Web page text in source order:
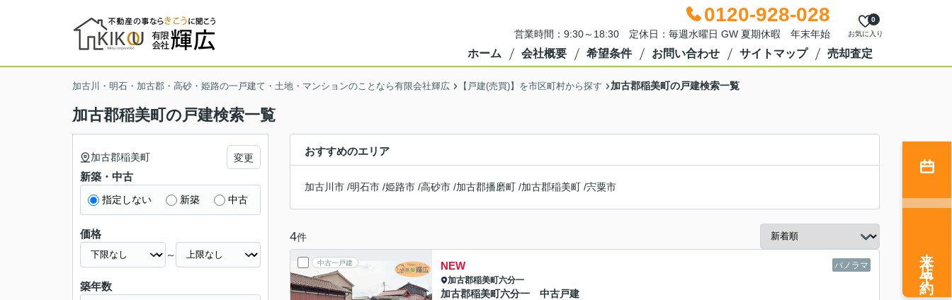
0120-928-028
営業時間：9:30～18:30 定休日：毎週水曜日 GW 夏期休暇 年末年始 お気に入り
0
ホーム 会社概要 希望条件 お問い合わせ サイトマップ 売却査定
加古川・明石・加古郡・高砂・姫路の一戸建て・土地・マンションのことなら有限会社輝広 【戸建(売買)】を市区町村から探す 加古郡稲美町の戸建検索一覧
加古郡稲美町の戸建検索一覧
おすすめのエリア
加古川市 /明石市 /姫路市 /高砂市 /加古郡播磨町 /加古郡稲美町 /宍粟市
4件
中古一戸建 パノラマ
NEW
加古郡稲美町六分一
加古郡稲美町六分一 中古戸建
加古郡稲美町 変更
新築・中古
指定しない 新築 中古
価格
～
築年数
来店予約